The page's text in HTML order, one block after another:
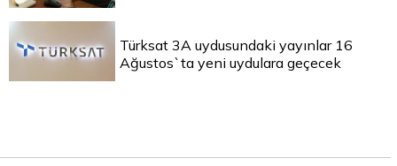
Türksat 3A uydusundaki yayınlar 16
Ağustos`ta yeni uydulara geçecek